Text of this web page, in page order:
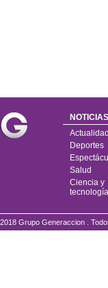
NOTICIAS
Actualidad
Deportes
Salud
Ciencia y
tecnología
2018 Grupo Generaccion .